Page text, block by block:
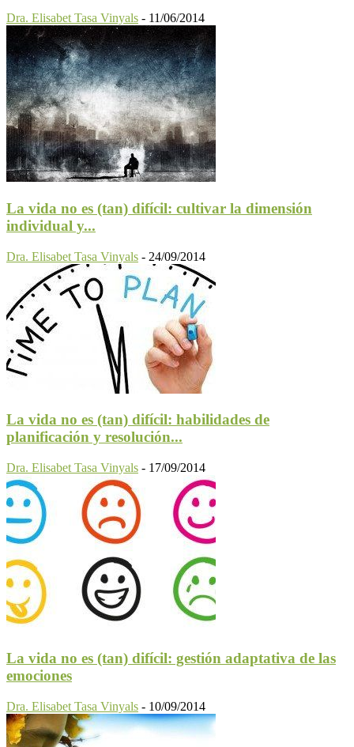
Dra. Elisabet Tasa Vinyals - 11/06/2014
La vida no es (tan) difícil: cultivar la dimensión
individual y...
Dra. Elisabet Tasa Vinyals - 24/09/2014
La vida no es (tan) difícil: habilidades de
planificación y resolución...
Dra. Elisabet Tasa Vinyals - 17/09/2014
La vida no es (tan) difícil: gestión adaptativa de las
emociones
Dra. Elisabet Tasa Vinyals - 10/09/2014